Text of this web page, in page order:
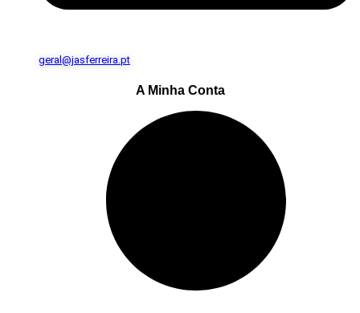
geral@jasferreira.pt
A Minha Conta